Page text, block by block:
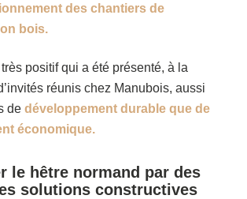
des chantiers de
bois.
positif qui a été présenté, à la
réunis chez Manubois, aussi
de développement durable que de
économique.
le hêtre normand par des
solutions constructives